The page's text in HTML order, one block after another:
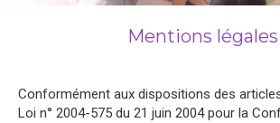
Mentions légales
Conformément aux dispositions des
Loi n° 2004-575 du 21 juin 2004 pour la